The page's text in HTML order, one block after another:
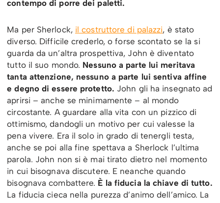
contempo di porre dei paletti.
Ma per Sherlock, il costruttore di palazzi, è stato
diverso. Difficile crederlo, o forse scontato se la si
guarda da un’altra prospettiva, John è diventato
tutto il suo mondo. Nessuno a parte lui meritava
tanta attenzione, nessuno a parte lui sentiva affine
e degno di essere protetto. John gli ha insegnato ad
aprirsi – anche se minimamente – al mondo
circostante. A guardare alla vita con un pizzico di
ottimismo, dandogli un motivo per cui valesse la
pena vivere. Era il solo in grado di tenergli testa,
anche se poi alla fine spettava a Sherlock l’ultima
parola. John non si è mai tirato dietro nel momento
in cui bisognava discutere. E neanche quando
bisognava combattere. È la fiducia la chiave di tutto.
La fiducia cieca nella purezza d’animo dell’amico. La